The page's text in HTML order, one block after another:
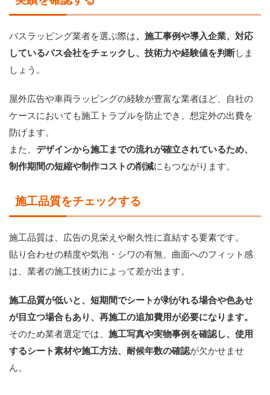
バスラッピング業者を選ぶ際は、施工事例や導入企業、対応
しているバス会社をチェックし、技術力や経験値を判断しま
しょう。
屋外広告や車両ラッピングの経験が豊富な業者ほど、自社の
ケースにおいても施工トラブルを防止でき、想定外の出費を
防げます。
また、 デザインから施工までの流れが確立されているため、
制作期間の短縮や制作コストの削減にもつながります。
施工品質をチェックする
施工品質は、広告の見栄えや耐久性に直結する要素です。
貼り合わせの精度や気泡・シワの有無、曲面へのフィット感
は、業者の施工技術力によって差が出ます。
施工品質が低いと、短期間でシートが剥がれる場合や色あせ
が目立つ場合もあり、再施工の追加費用が必要になります。
そのため業者選定では、 施工写真や実物事例を確認し、使用
するシート素材や施工方法、耐候年数の確認が欠かせませ
ん。